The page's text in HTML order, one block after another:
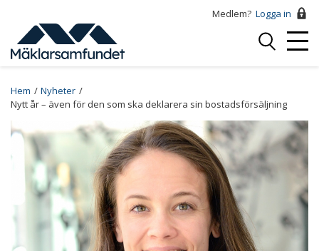
huvudinnehåll
Medlem? Logga in
Logga
Breadcrumb
Hem
Nyheter
Nytt år – även för den som ska deklarera sin bostadsförsäljning